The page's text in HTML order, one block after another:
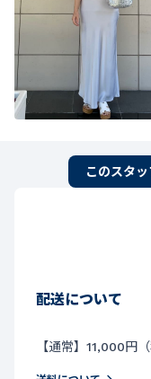
このスタ
配送について
【通常】11,000円